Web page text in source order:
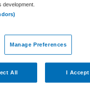
binnenstad woont
op kosten gejaagd
Manage Preferences
All I Accept